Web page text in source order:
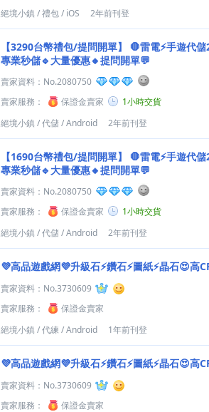
絕境小鎮 /禮包/ iOS 2年前刊登
【3290台幣禮包/提問開單】
🛑雷電⚡️手遊代
專業秒儲🔹大量優惠🔸提問開單💬
賣家資料： No.2080750
賣家服務：
保證金賣家
1小時交貨
絕境小鎮 /代儲/Android 2年前刊登
【1690台幣禮包/提問開單】
🛑雷電⚡️手遊代
專業秒儲🔹大量優惠🔸提問開單💬
賣家資料： No.2080750
賣家服務：
保證金賣家
1小時交貨
絕境小鎮 /代儲/Android 2年前刊登
💜高品遊戲網💜升級石⚡鑽石⚡圖紙⚡晶石😍高
賣家資料： No.3730609
賣家服務：
保證金賣家
絕境小鎮 /代練 /Android 1年前刊登
💜高品遊戲網💜升級石⚡鑽石⚡圖紙⚡晶石😍高
賣家資料： No.3730609
賣家服務：
保證金賣家